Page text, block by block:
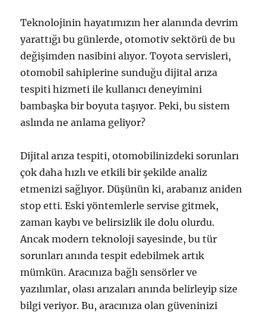
Teknolojinin hayatımızın her alanında devrim
yarattığı bu günlerde, otomotiv sektörü de bu
değişimden nasibini alıyor. Toyota servisleri,
otomobil sahiplerine sunduğu dijital arıza
tespiti hizmeti ile kullanıcı deneyimini
bambaşka bir boyuta taşıyor. Peki, bu sistem
aslında ne anlama geliyor?
Dijital arıza tespiti, otomobilinizdeki sorunları
çok daha hızlı ve etkili bir şekilde analiz
etmenizi sağlıyor. Düşünün ki, arabanız aniden
stop etti. Eski yöntemlerle servise gitmek,
zaman kaybı ve belirsizlik ile dolu olurdu.
Ancak modern teknoloji sayesinde, bu tür
sorunları anında tespit edebilmek artık
mümkün. Aracınıza bağlı sensörler ve
yazılımlar, olası arızaları anında belirleyip size
bilgi veriyor. Bu, aracınıza olan güveninizi